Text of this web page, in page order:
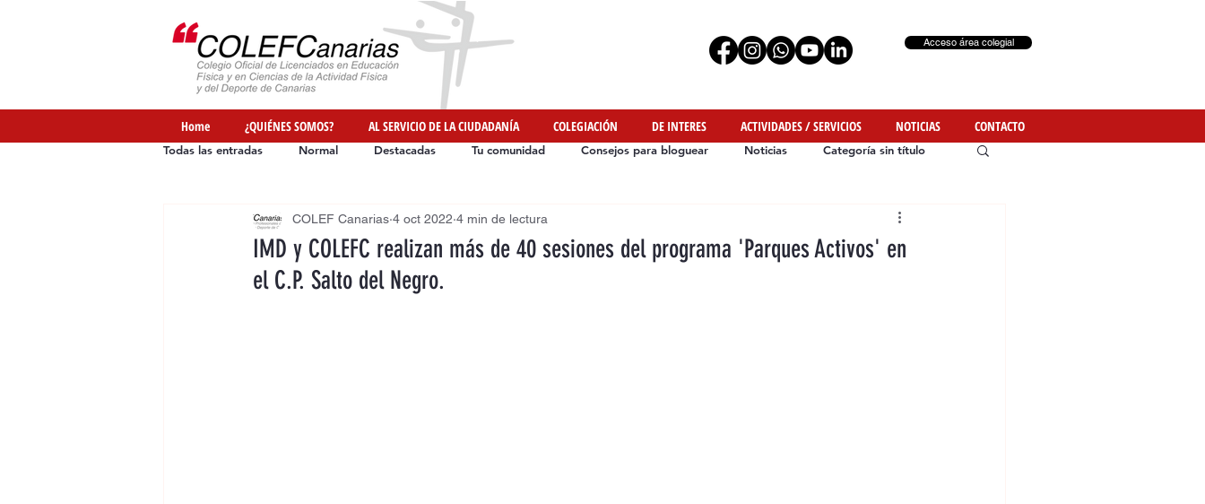
Acceso área colegial
Home ¿QUIÉNES SOMOS? AL SERVICIO DE LA CIUDADANÍA COLEGIACIÓN DE INTERES ACTIVIDADES / SERVICIOS NOTICIAS CONTACTO
Todas las entradas Normal Destacadas Tu comunidad Consejos para bloguear Noticias Categoría sin título
Ofertas de Empleo Formación Iniciativas de Nuestros Colegiados
IMD y COLEFC realizan más de 40 sesiones del programa 'Parques Activos' en
el C.P. Salto del Negro.
COLEF Canarias 4 oct 2022 4 min de lectura